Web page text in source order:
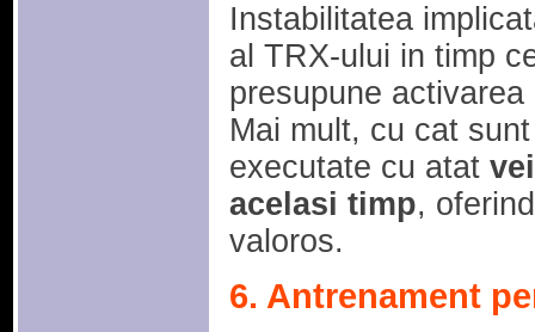
Instabilitatea
al TRX-ului in timp
presupune
Mai mult, cu cat
executate cu atat
acelasi timp,
valoros.
6. Antrenament